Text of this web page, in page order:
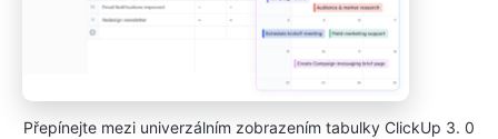
Přepínejte mezi univerzálním zobrazením tabulky ClickUp 3. 0